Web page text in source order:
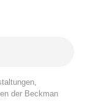
der Beckman